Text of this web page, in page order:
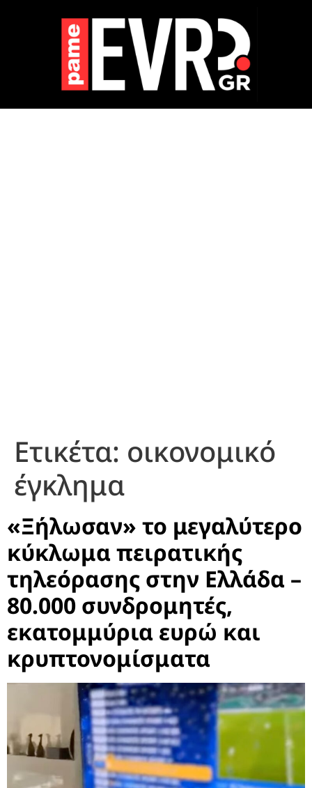
Ετικέτα: οικονομικό
έγκλημα
«Ξήλωσαν» το μεγαλύτερο
κύκλωμα πειρατικής
τηλεόρασης στην Ελλάδα –
80.000 συνδρομητές,
εκατομμύρια ευρώ και
κρυπτονομίσματα